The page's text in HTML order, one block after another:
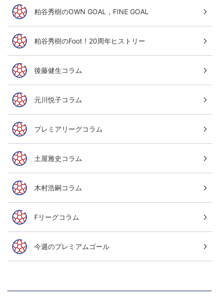
粕谷秀樹のOWN GOAL，FINE GOAL
粕谷秀樹のFoot！20周年ヒストリー
後藤健生コラム
元川悦子コラム
プレミアリーグコラム
土屋雅史コラム
木村浩嗣コラム
Fリーグコラム
今週のプレミアムゴール